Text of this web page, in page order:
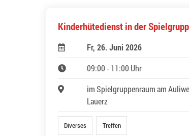
Kinderhütedienst in der
Fr, 26. Juni 2026
09:00 - 11:00 Uhr
im Spielgruppenraum am
Lauerz
Diverses Treffen